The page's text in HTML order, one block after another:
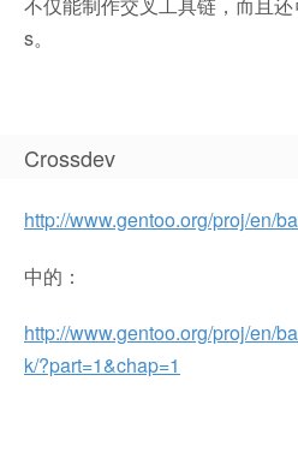
s。
Crossdev
http://www.gentoo.org/proj/en/
中的：
http://www.gentoo.org/proj/en/
k/?part=1&chap=1